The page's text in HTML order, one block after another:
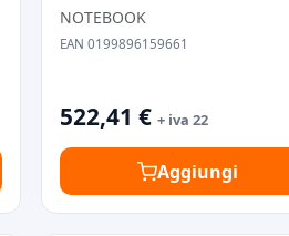
NOTEBOOK
EAN 0199896159661
522,41 € + iva 22
Aggiungi